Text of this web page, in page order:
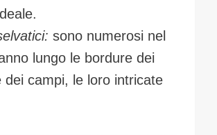
sono numerosi nel
lungo le bordure dei
dei campi, le loro intricate